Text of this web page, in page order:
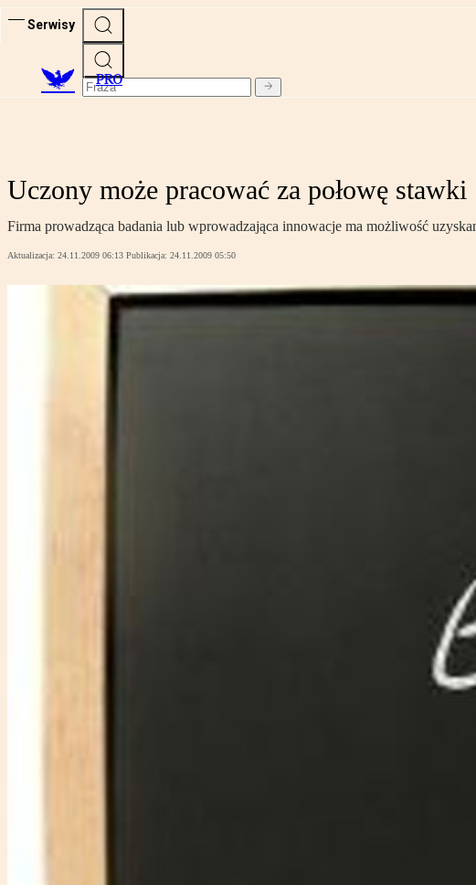
Serwisy
PRO
Uczony może pracować za połowę stawki
Firma prowadząca badania lub wprowadzająca innowacje ma możliwość
Aktualizacja: 24.11.2009 06:13 Publikacja: 24.11.2009 05:50